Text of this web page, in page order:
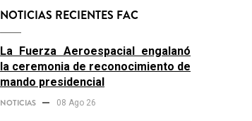
NOTICIAS RECIENTES FAC
La Fuerza Aeroespacial engalanó
la ceremonia de reconocimiento de
mando presidencial
NOTICIAS 08 Ago 26